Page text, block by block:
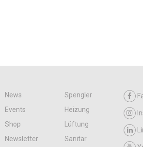
News
Spengler
Events
Heizung
Shop
Lüftung
Newsletter
Sanitär